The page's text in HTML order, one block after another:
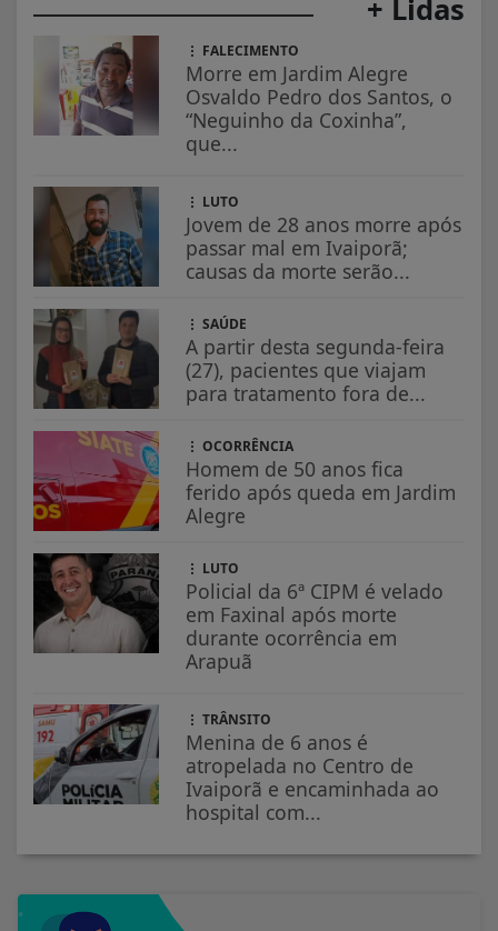
+ Lidas
FALECIMENTO
Morre em Jardim Alegre
Osvaldo Pedro dos Santos, o
“Neguinho da Coxinha”,
que...
LUTO
Jovem de 28 anos morre após
passar mal em Ivaiporã;
causas da morte serão...
SAÚDE
A partir desta segunda-feira
(27), pacientes que viajam
para tratamento fora de...
OCORRÊNCIA
Homem de 50 anos fica
ferido após queda em Jardim
Alegre
LUTO
Policial da 6ª CIPM é velado
em Faxinal após morte
durante ocorrência em
Arapuã
TRÂNSITO
Menina de 6 anos é
atropelada no Centro de
Ivaiporã e encaminhada ao
hospital com...